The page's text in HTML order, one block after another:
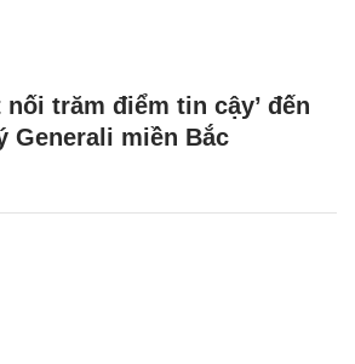
nối trăm điểm tin cậy’ đến
Generali miền Bắc